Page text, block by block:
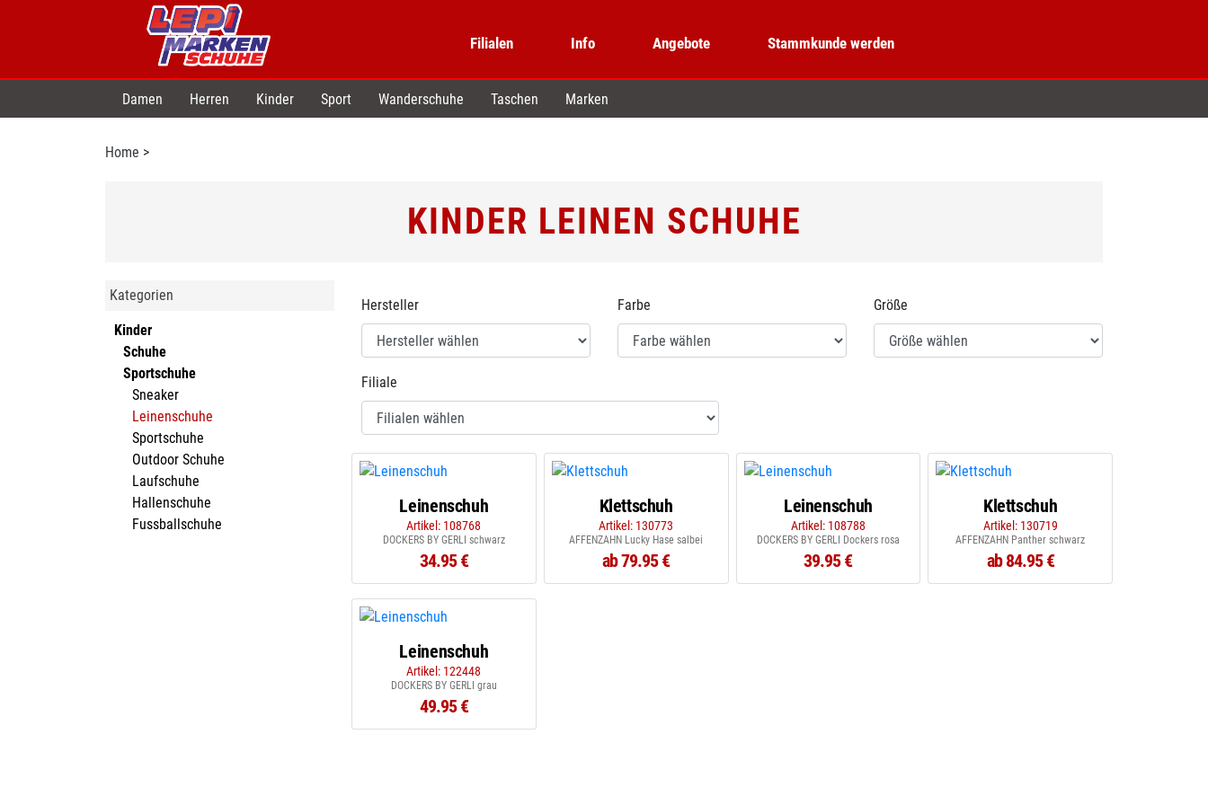
Filialen Info Angebote Stammkunde werden
Damen Herren Kinder Sport Wanderschuhe Taschen Marken
Home >
KINDER LEINEN SCHUHE
Kategorien
Kinder
Schuhe
Sportschuhe
Sneaker
Leinenschuhe
Sportschuhe
Outdoor Schuhe
Laufschuhe
Hallenschuhe
Fussballschuhe
Hersteller Farbe Größe
Filiale
Leinenschuh
Artikel: 108768
DOCKERS BY GERLI schwarz
34.95 €
Klettschuh
Artikel: 130773
AFFENZAHN Lucky Hase salbei
ab 79.95 €
Leinenschuh
Artikel: 108788
DOCKERS BY GERLI Dockers rosa
39.95 €
Klettschuh
Artikel: 130719
AFFENZAHN Panther schwarz
ab 84.95 €
Leinenschuh
Artikel: 122448
DOCKERS BY GERLI grau
49.95 €